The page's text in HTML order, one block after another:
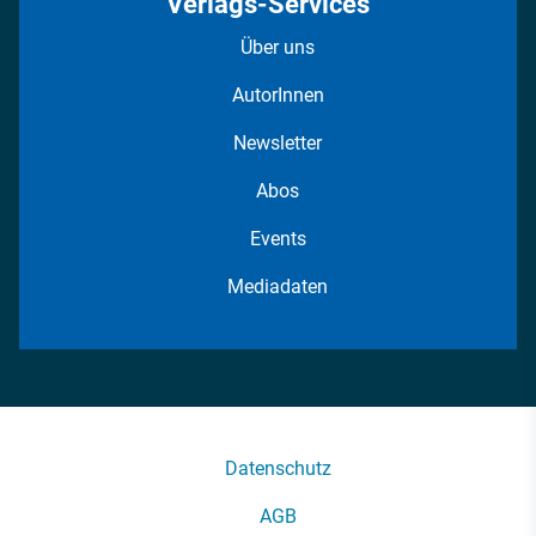
Über uns
AutorInnen
Newsletter
Abos
Events
Mediadaten
Datenschutz
AGB